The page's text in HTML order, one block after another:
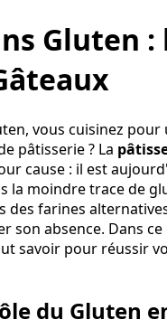
Gluten
vous cuisinez
pâtisserie ? La
cause : il est
la moindre trace de
des farines
son absence. Dans
savoir pour réussir
du Gluten